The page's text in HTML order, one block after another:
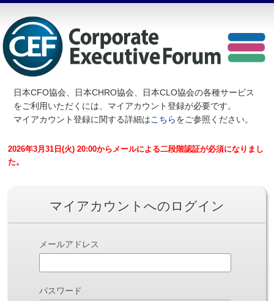
日本CFO協会、日本CHRO協会、日本CLO協会の各種サービス
をご利用いただくには、マイアカウント登録が必要です。
マイアカウント登録に関する詳細はこちらをご参照ください。
2026年3月31日(火) 20:00からメールによる二段階認証が必須になりまし
た。
マイアカウントへのログイン
メールアドレス
パスワード